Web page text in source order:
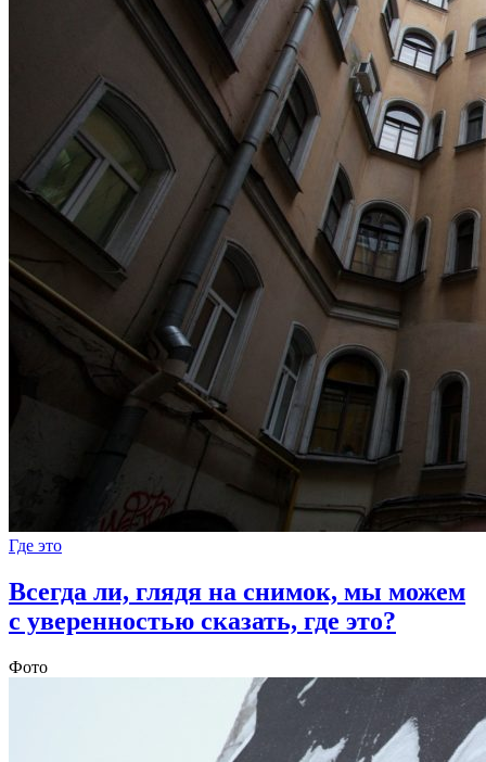
Где это
Всегда ли, глядя на снимок, мы можем
с уверенностью сказать, где это?
Фото